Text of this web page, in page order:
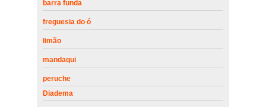
barra funda
freguesia do ó
limão
mandaqui
peruche
Diadema